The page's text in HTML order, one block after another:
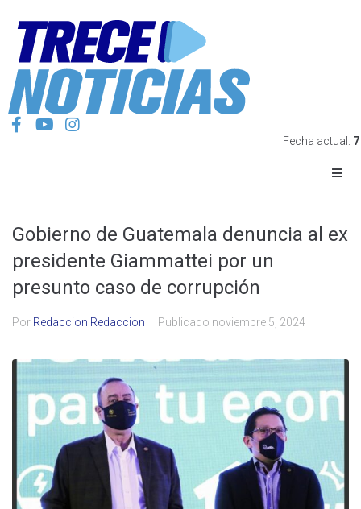
Fecha actual:
Gobierno de Guatemala denuncia al ex
presidente Giammattei por un
presunto caso de corrupción
Por Redaccion Redaccion Publicado noviembre 5, 2024